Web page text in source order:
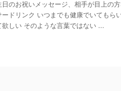
日のお祝いメッセージ、相手が目上の
ードリンク いつまでも健康でいてもら
欲しい そのような言葉ではない ...